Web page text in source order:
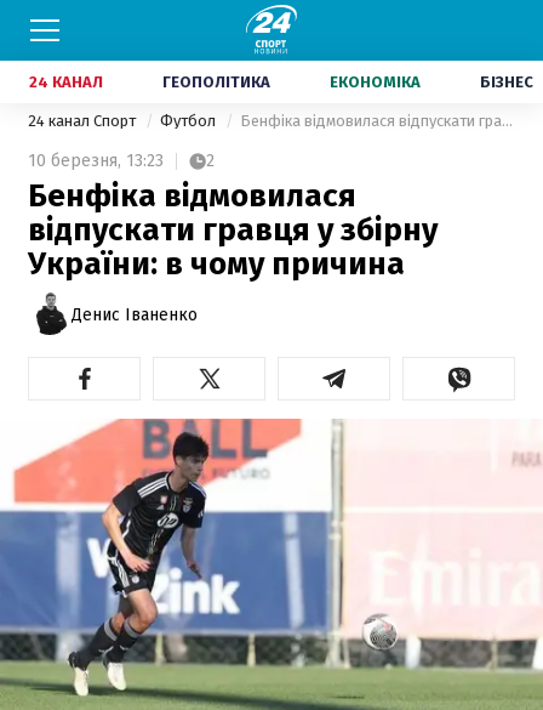
24 КАНАЛ ГЕОПОЛІТИКА ЕКОНОМІКА БІЗНЕС
24 канал Спорт Футбол Бенфіка відмовилася відпускати гравця у збірну України: в чому причина
10 березня, 13:23 2
Бенфіка відмовилася
відпускати гравця у збірну
України: в чому причина
Денис Іваненко